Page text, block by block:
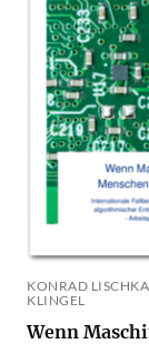
KONRAD
KLINGEL
Wenn